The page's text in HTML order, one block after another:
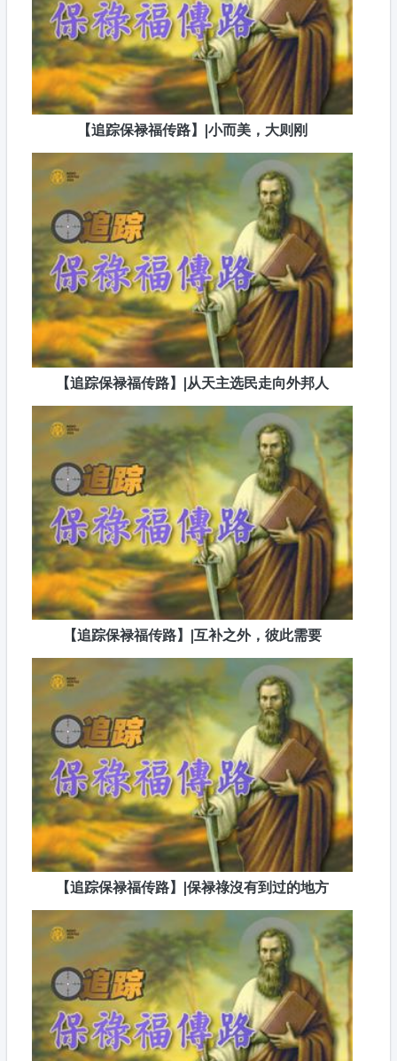
【追踪保禄福传路】|小而美，大则刚
【追踪保禄福传路】|从天主选民走向外邦人
【追踪保禄福传路】|互补之外，彼此需要
【追踪保禄福传路】|保禄祿沒有到过的地方